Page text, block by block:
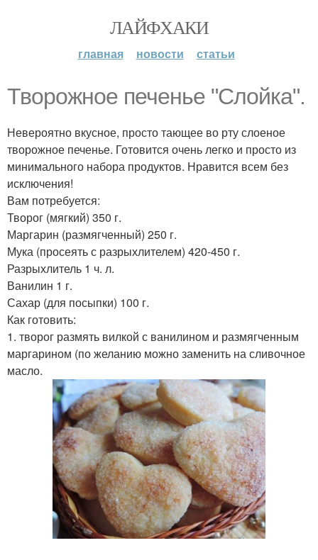
ЛАЙФХАКИ
главная новости статьи
Творожное печенье "Слойка".
Невероятно вкусное, просто тающее во рту слоеное
творожное печенье. Готовится очень легко и просто из
минимального набора продуктов. Нравится всем без
исключения!
Вам потребуется:
Творог (мягкий) 350 г.
Маргарин (размягченный) 250 г.
Мука (просеять с разрыхлителем) 420-450 г.
Разрыхлитель 1 ч. л.
Ванилин 1 г.
Сахар (для посыпки) 100 г.
Как готовить:
1. творог размять вилкой с ванилином и размягченным
маргарином (по желанию можно заменить на сливочное
масло.